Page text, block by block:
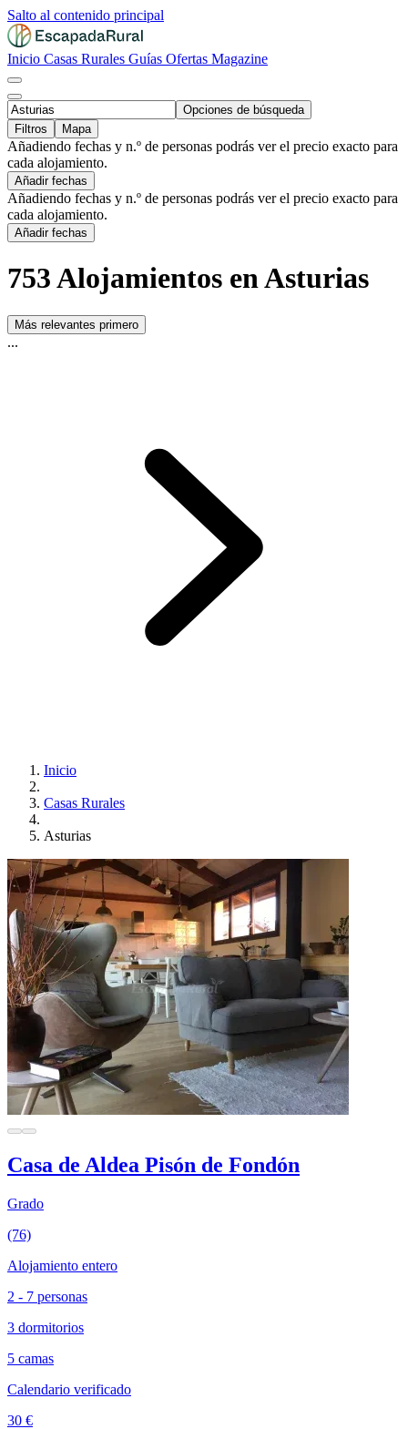
Salto al contenido principal
Inicio Casas Rurales Guías Ofertas Magazine
Opciones de búsqueda
Filtros
Mapa
Añadiendo fechas y n.º de personas podrás ver el precio exacto para
cada alojamiento.
Añadir fechas
Añadiendo fechas y n.º de personas podrás ver el precio exacto para
cada alojamiento.
Añadir fechas
753 Alojamientos en Asturias
Más relevantes primero
...
Inicio
Casas Rurales
Asturias
Casa de Aldea Pisón de Fondón
Grado
(76)
Alojamiento entero
2 - 7 personas
3 dormitorios
5 camas
Calendario verificado
30 €